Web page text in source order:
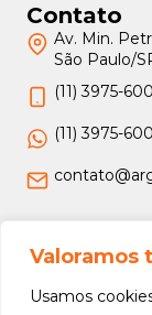
Valoramos
Usamos
Contato
Av. Min.
São Paulo/
(11) 3975-
(11) 3975-
Jurídico
Termos e
Política de